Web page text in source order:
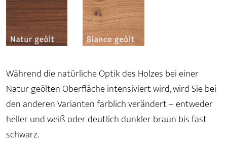
Während die natürliche Optik des Holzes bei einer
Natur geölten Oberfläche intensiviert wird, wird Sie bei
den anderen Varianten farblich verändert – entweder
heller und weiß oder deutlich dunkler braun bis fast
schwarz.